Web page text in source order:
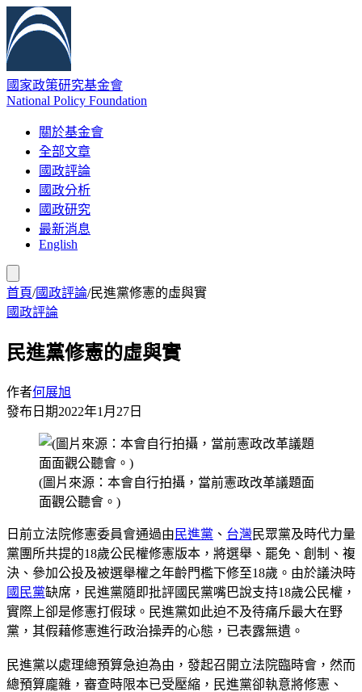
國家政策研究基金會
National Policy Foundation
關於基金會
全部文章
國政評論
國政分析
國政研究
最新消息
English
首頁/國政評論/民進黨修憲的虛與實
國政評論
民進黨修憲的虛與實
作者何展旭
發布日期2022年1月27日
(圖片來源：本會自行拍攝，當前憲政改革議題面
面觀公聽會。)
日前立法院修憲委員會通過由 民進黨 、 台灣 民眾黨及時代力量
黨團所共提的18歲公民權修憲版本，將選舉、罷免、創制、複
決、參加公投及被選舉權之年齡門檻下修至18歲。由於議決時
國民黨缺席，民進黨隨即批評國民黨嘴巴說支持18歲公民權，
實際上卻是修憲打假球。民進黨如此迫不及待痛斥最大在野
黨，其假藉修憲進行政治操弄的心態，已表露無遺。
民進黨以處理總預算急迫為由，發起召開立法院臨時會，然而
總預算龐雜，審查時限本已受壓縮，民進黨卻執意將修憲、